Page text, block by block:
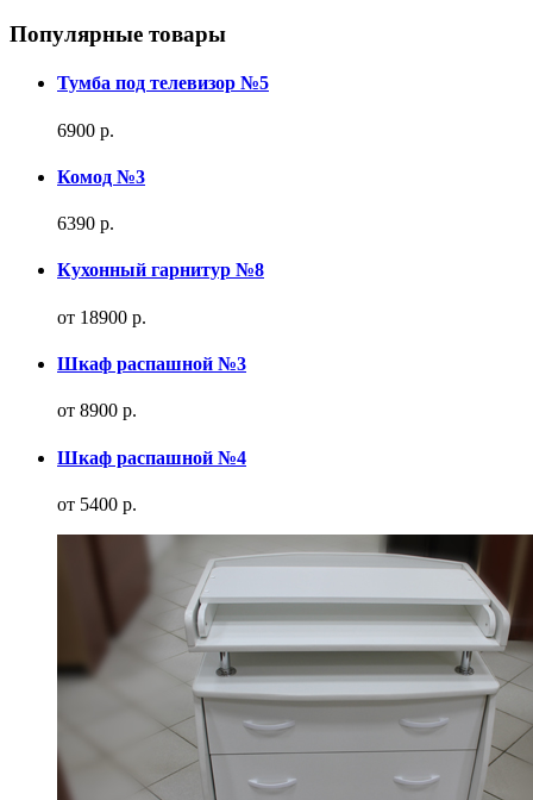
Популярные товары
Тумба под телевизор №5
6900 р.
Комод №3
6390 р.
Кухонный гарнитур №8
от 18900 р.
Шкаф распашной №3
от 8900 р.
Шкаф распашной №4
от 5400 р.